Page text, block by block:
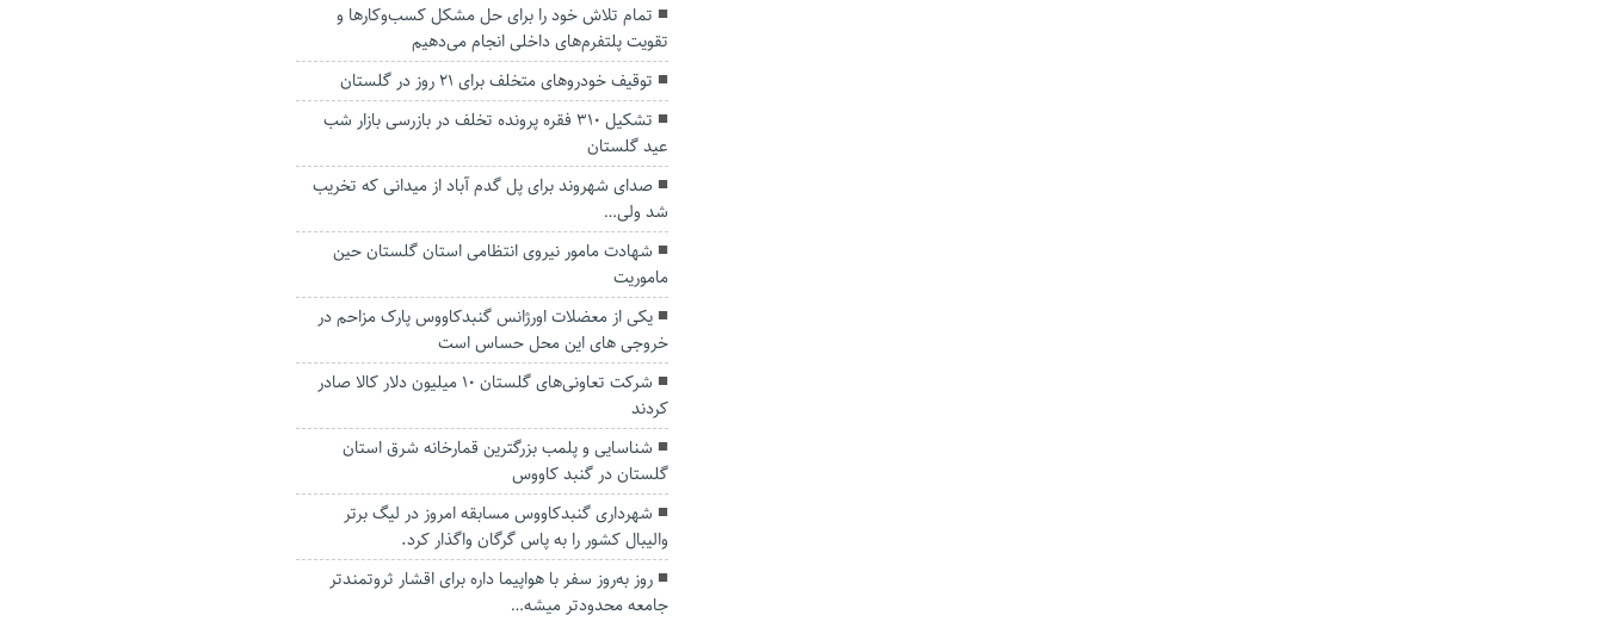
تمام تلاش خود را برای حل مشکل کسب‌وکار‌ها و
تقویت پلتفرم‌های داخلی انجام می‌دهیم
توقیف خودروهای متخلف برای ۲۱ روز در گلستان
تشکیل ۳۱۰ فقره پرونده تخلف در بازرسی‌ بازار شب
عید گلستان
صدای شهروند برای پل گدم آباد از میدانی که تخریب
شد ولی…
شهادت مامور نیروی انتظامی استان گلستان حین
ماموریت
یکی از معضلات اورژانس گنبدکاووس پارک مزاحم در
خروجی های این محل حساس است
شرکت‌ تعاونی‌های گلستان ۱۰ میلیون دلار کالا صادر
کردند
شناسایی و پلمب بزرگترین قمارخانه شرق استان
گلستان در گنبد کاووس
شهرداری گنبدکاووس مسابقه امروز در لیگ برتر
والیبال کشور را به پاس گرگان واگذار کرد.
روز به‌روز سفر با هواپیما داره برای اقشار ثروتمندتر
جامعه محدودتر‌ میشه…